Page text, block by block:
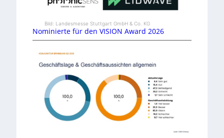
Bild: Landesmesse Stuttgart GmbH & Co. KG
Nominierte für den VISION Award 2026